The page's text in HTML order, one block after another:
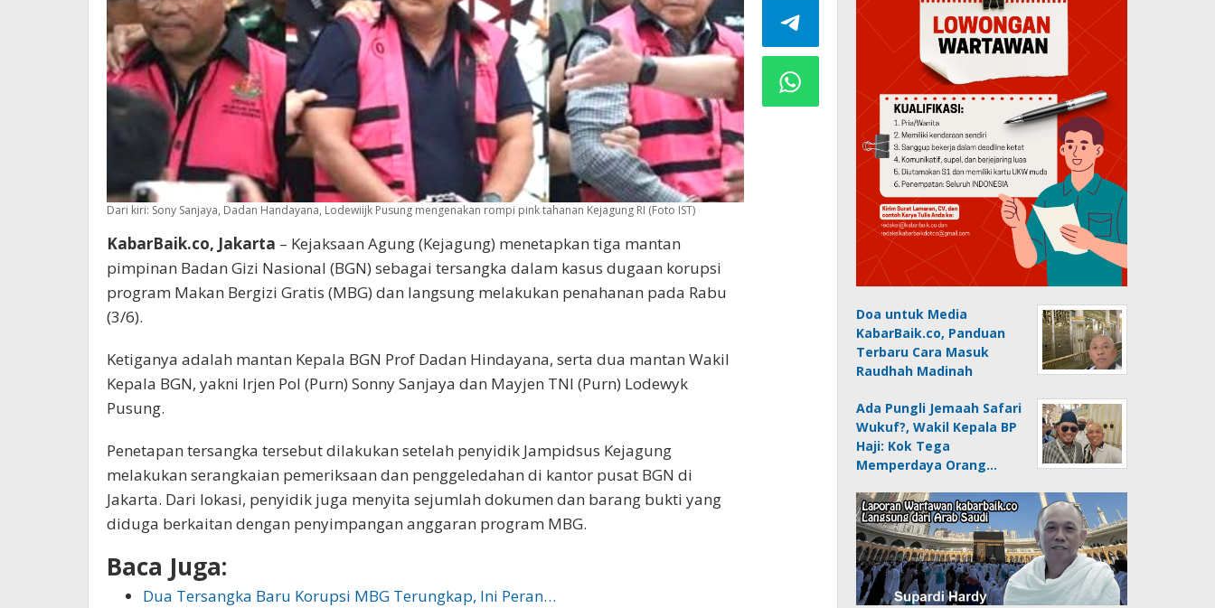
Dari kiri: Sony Sanjaya, Dadan Handayana, Lodewiijk Pusung mengenakan rompi pink tahanan Kejagung RI (Foto IST)
KabarBaik.co, Jakarta – Kejaksaan Agung (Kejagung) menetapkan tiga mantan
pimpinan Badan Gizi Nasional (BGN) sebagai tersangka dalam kasus dugaan korupsi
program Makan Bergizi Gratis (MBG) dan langsung melakukan penahanan pada Rabu
(3/6).
Ketiganya adalah mantan Kepala BGN Prof Dadan Hindayana, serta dua mantan Wakil
Kepala BGN, yakni Irjen Pol (Purn) Sonny Sanjaya dan Mayjen TNI (Purn) Lodewyk
Pusung.
Penetapan tersangka tersebut dilakukan setelah penyidik Jampidsus Kejagung
melakukan serangkaian pemeriksaan dan penggeledahan di kantor pusat BGN di
Jakarta. Dari lokasi, penyidik juga menyita sejumlah dokumen dan barang bukti yang
diduga berkaitan dengan penyimpangan anggaran program MBG.
Baca Juga:
Dua Tersangka Baru Korupsi MBG Terungkap, Ini Peran…
Doa untuk Media
KabarBaik.co, Panduan
Terbaru Cara Masuk
Raudhah Madinah
Ada Pungli Jemaah Safari
Wukuf?, Wakil Kepala BP
Haji: Kok Tega
Memperdaya Orang…